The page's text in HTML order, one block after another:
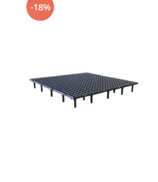
-18%